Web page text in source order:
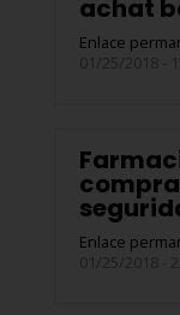
achat
Enlace
01/25/2018 -
Enlace
01/25/2018 -